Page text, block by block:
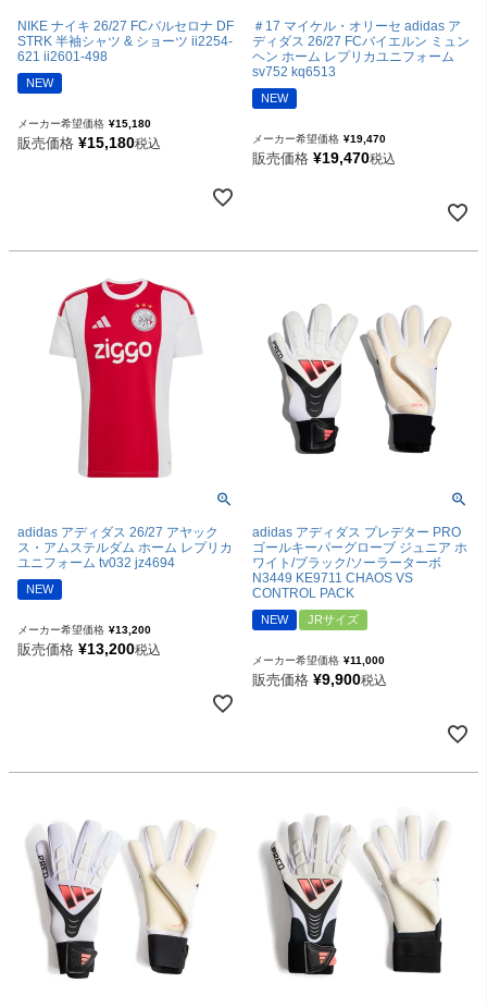
NIKE ナイキ 26/27 FCバルセロナ DF
STRK 半袖シャツ & ショーツ ii2254-
621 ii2601-498
NEW
メーカー希望価格 ¥15,180
販売価格 ¥15,180税込
＃17 マイケル・オリーセ adidas ア
ディダス 26/27 FCバイエルン ミュン
ヘン ホーム レプリカユニフォーム
sv752 kq6513
NEW
メーカー希望価格 ¥19,470
販売価格 ¥19,470税込
adidas アディダス 26/27 アヤック
ス・アムステルダム ホーム レプリカ
ユニフォーム tv032 jz4694
NEW
メーカー希望価格 ¥13,200
販売価格 ¥13,200税込
adidas アディダス プレデター PRO
ゴールキーパーグローブ ジュニア ホ
ワイト/ブラック/ソーラーターボ
N3449 KE9711 CHAOS VS
CONTROL PACK
NEW JRサイズ
メーカー希望価格 ¥11,000
販売価格 ¥9,900税込